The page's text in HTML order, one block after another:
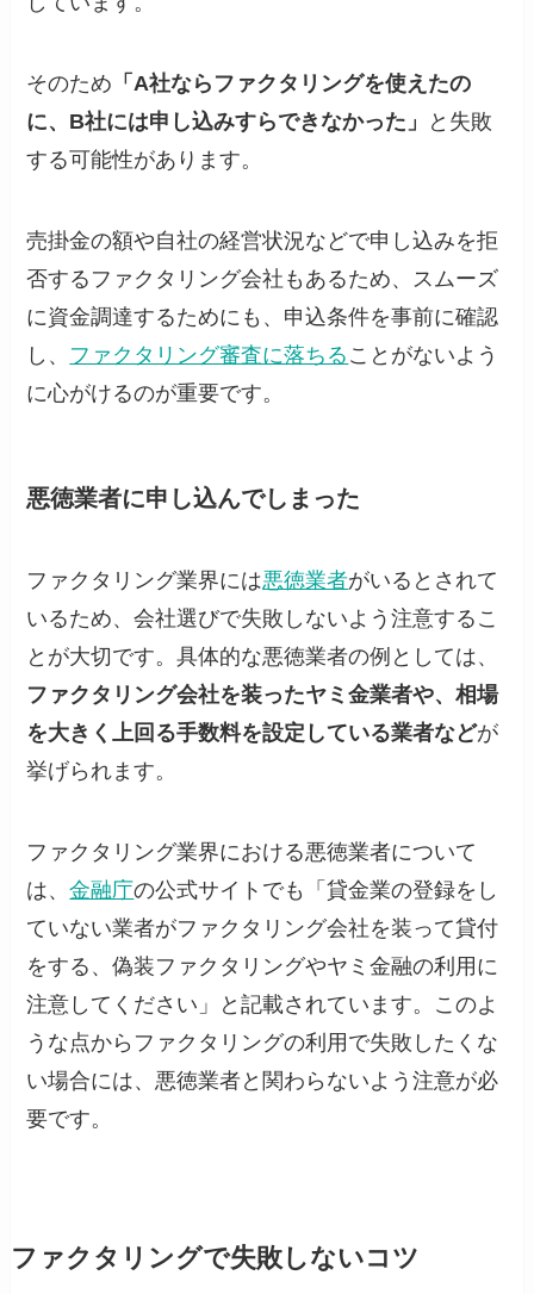
そのため 「A社ならファクタリングを使えたの
に、B社には申し込みすらできなかった」
と失敗
する可能性があります。
売掛金の額や自社の経営状況などで申し込みを拒
否するファクタリング会社もあるため、スムーズ
に資金調達するためにも、申込条件を事前に確認
し、 ファクタリング審査に落ちる ことがないよう
に心がけるのが重要です。
悪徳業者に申し込んでしまった
ファクタリング業界には悪徳業者がいるとされて
いるため、会社選びで失敗しないよう注意するこ
とが大切です。具体的な悪徳業者の例としては、
ファクタリング会社を装ったヤミ金業者や、相場
を大きく上回る手数料を設定している業者などが
挙げられます。
ファクタリング業界における悪徳業者について
は、金融庁の公式サイトでも「貸金業の登録をし
ていない業者がファクタリング会社を装って貸付
をする、偽装ファクタリングやヤミ金融の利用に
注意してください」と記載されています。このよ
うな点からファクタリングの利用で失敗したくな
い場合には、悪徳業者と関わらないよう注意が必
要です。
ファクタリングで失敗しないコツ